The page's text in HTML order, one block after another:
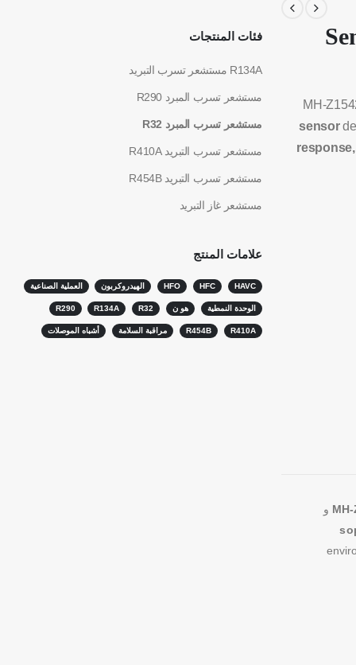
MH-
sensor
و
فئات المنتجات
R134A مستشعر تسرب التبريد
مستشعر تسرب المبرد R290
مستشعر تسرب المبرد R32
مستشعر تسرب التبريد R410A
مستشعر تسرب التبريد R454B
مستشعر غاز التبريد
علامات المنتج
HAVC
HFC
HFO الهيدروكربون العملية الصناعية
الوحدة النمطية هو ن R32
R134A
R290
R410A
R454B مراقبة السلامة أشباه الموصلات